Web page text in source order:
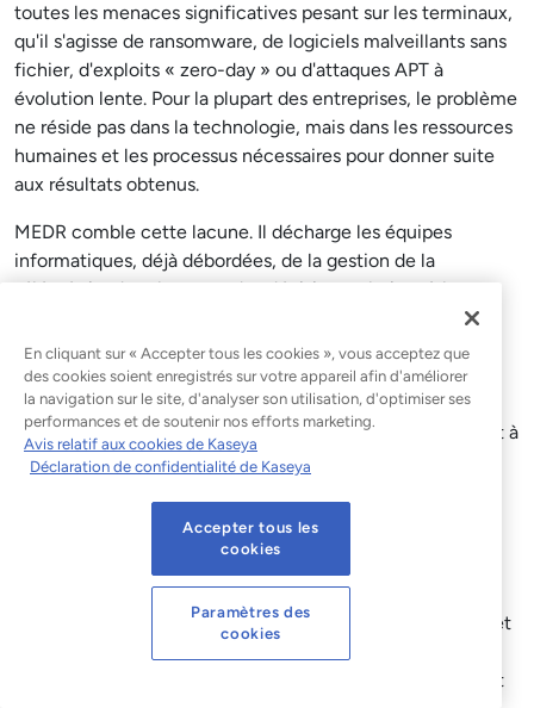
toutes les menaces significatives pesant sur les terminaux,
qu'il s'agisse de ransomware, de logiciels malveillants sans
fichier, d'exploits « zero-day » ou d'attaques APT à
évolution lente. Pour la plupart des entreprises, le problème
ne réside pas dans la technologie, mais dans les ressources
humaines et les processus nécessaires pour donner suite
aux résultats obtenus.
MEDR comble cette lacune. Il décharge les équipes
informatiques, déjà débordées, de la gestion de la
télémétrie, des alertes et des décisions relatives à la
analystes dont la mission exclusive est la sécurité des
terminaux. Pour les clients, cela se traduit par un
confinement plus rapide et une réduction des temps
d'arrêt. Pour les MSP, cela représente un service récurrent à
forte marge qui renforce la relation client et facilite le
pas près de disparaître.
services EDR gérés,Datto EDRfournit la couche d'outils
nécessaire. Il s'agit d'une plateforme cloud de détection et
rapidement, s'intègre aux solutions RMM de Kaseya et est
En cliquant sur « Accepter tous les cookies », vous acceptez que
des cookies soient enregistrés sur votre appareil afin d'améliorer
la navigation sur le site, d'analyser son utilisation, d'optimiser ses
performances et de soutenir nos efforts marketing.
Avis relatif aux cookies de Kaseya
Déclaration de confidentialité de Kaseya
Accepter tous les
cookies
Paramètres des
cookies